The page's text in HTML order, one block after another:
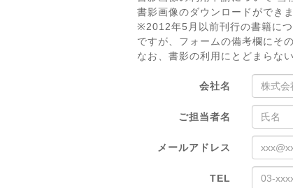
書影画像のダウンロードができ
※2012年5月以前刊行の書籍に
ですが、フォームの備考欄にそ
なお、書影の利用にとどまらな
会社名
ご担当者名
メールアドレス
TEL